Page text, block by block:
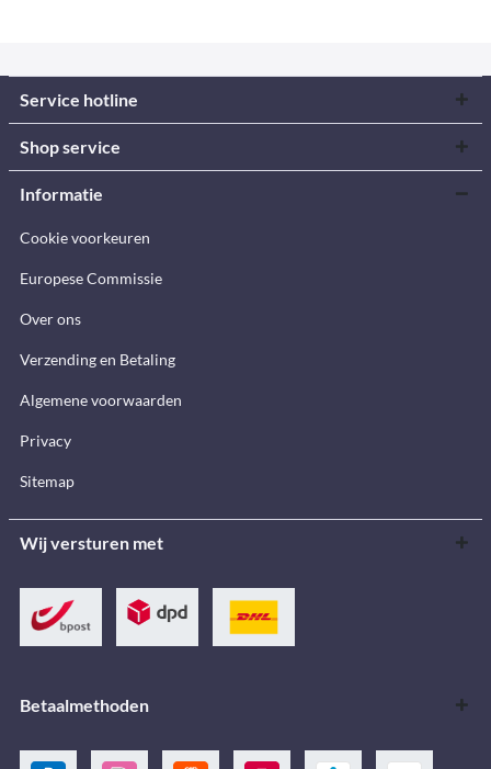
Service hotline
Shop service
Informatie
Cookie voorkeuren
Europese Commissie
Over ons
Verzending en Betaling
Algemene voorwaarden
Privacy
Sitemap
Wij versturen met
Betaalmethoden